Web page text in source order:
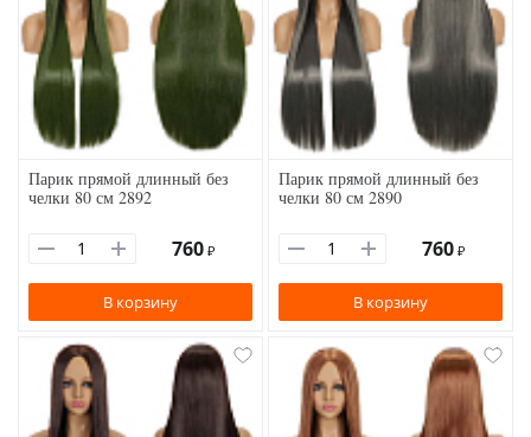
Парик прямой длинный без
челки 80 см 2892
760 ₽
В корзину
Парик прямой длинный без
челки 80 см 2890
760 ₽
В корзину